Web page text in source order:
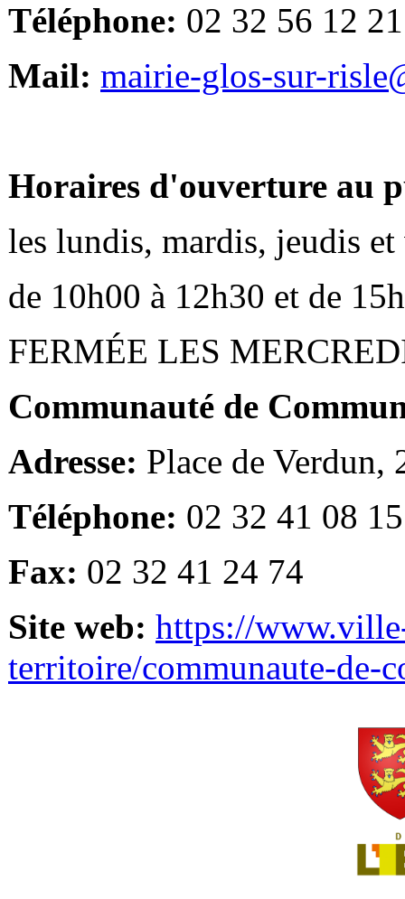
Téléphone: 02 32 56 12 21
Mail: mairie-glos-sur-
Horaires d'ouverture au
les lundis, mardis, jeudis et
de 10h00 à 12h30 et de
FERMÉE LES
Communauté de
Adresse: Place de Verdun,
Téléphone: 02 32 41 08 15
Fax: 02 32 41 24 74
Site web: https://
territoire/communaute-de-